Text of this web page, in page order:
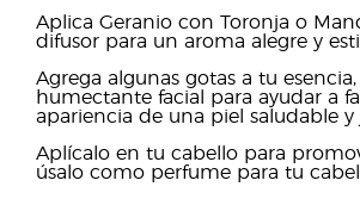
Aplica Geranio con Toronja o
difusor para un aroma alegre y
Agrega algunas gotas a tu
humectante facial para ayudar a
apariencia de una piel saludable y
Aplícalo en tu cabello para
úsalo como perfume para tu